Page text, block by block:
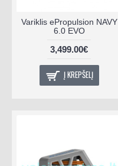
Variklis ePropulsion NAVY
6.0 EVO
3,499.00€
Į KREPŠELĮ